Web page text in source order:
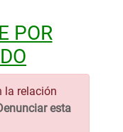
POR
la relación
esta